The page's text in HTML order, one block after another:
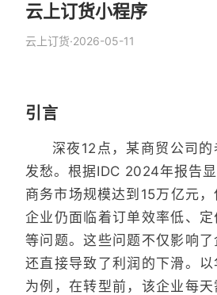
云上订货小程序
云上订货·2026-05-11
引言
深夜12点，某商贸公司
发愁。根据IDC 2024年报告
商务市场规模达到15万亿元
企业仍面临着订单效率低、
等问题。这些问题不仅影响了
还直接导致了利润的下滑。
为例，在转型前，该企业每